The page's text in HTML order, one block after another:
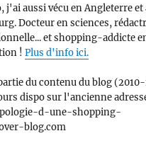
j'ai aussi vécu en Angleterre et
Docteur en sciences,
et shopping-addicte
! Plus d'info ici.
du contenu du blog (2010-
dispo sur l'ancienne
d-une-shopping-
blog.com